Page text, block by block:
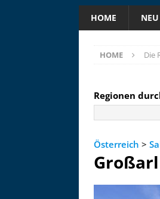
HOME
HOME Die
Regionen
Österreich >
Großarl